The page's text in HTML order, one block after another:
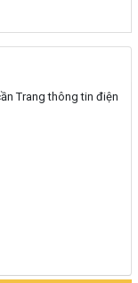
Trang thông tin điện